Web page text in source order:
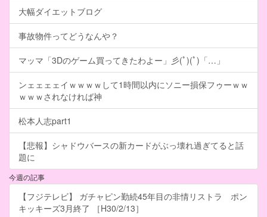
大幅ダイエットブログ
事故物件ってどうなんや？
マッマ「3Dのゲーム買ってきたわよー」彡(ﾟ)(ﾟ)「…」
ンェェェェイｗｗｗｗして1時間以内にソニー損保フゥーｗｗ
ｗｗｗされなければ神
松本人志part1
【悲報】シャドウバースの新カードがぶっ壊れ過ぎてると話
題に
今週の記事
【フジテレビ】 ガチャピン勤続45年目の非情リストラ ポン
キッキーズ3月終了 ［H30/2/13］